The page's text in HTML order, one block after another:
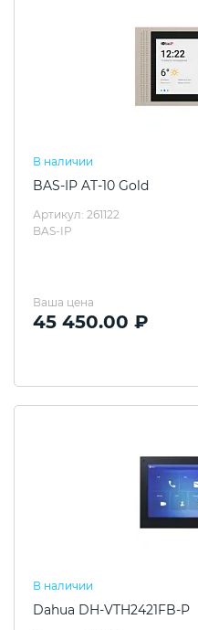
В наличии
BAS-IP AT-10 Gold
Артикул: 261122
BAS-IP
Ваша цена
45 450.00 ₽
В наличии
Dahua DH-VTH2421FB-P